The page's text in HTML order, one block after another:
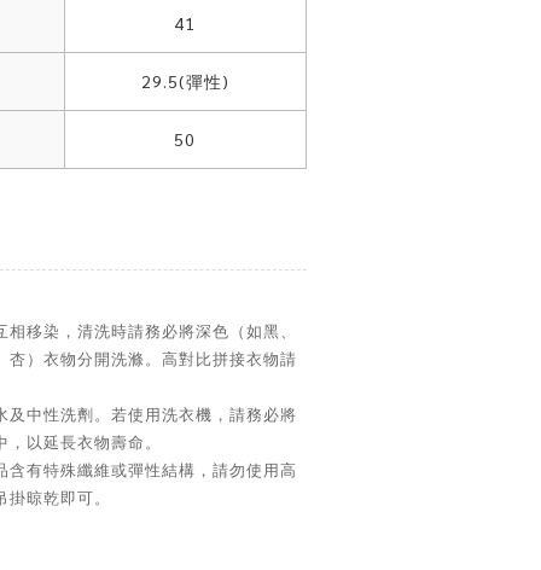
41
29.5(彈性)
50
相移染，清洗時請務必將深色（如黑、
杏）衣物分開洗滌。高對比拼接衣物請
及中性洗劑。若使用洗衣機，請務必將
以延長衣物壽命。
含有特殊纖維或彈性結構，請勿使用高
晾乾即可。